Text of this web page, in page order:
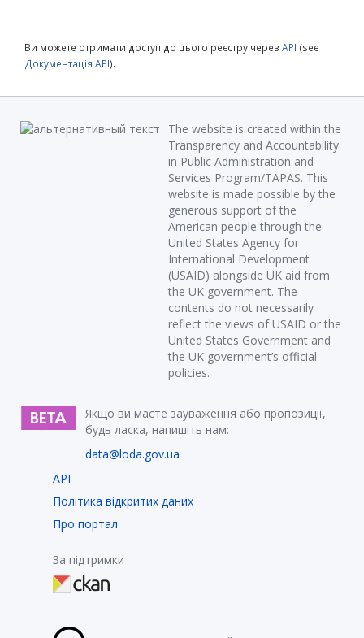
Ви можете отримати доступ до цього реєстру через API (see
Документація API).
The website is created within the
Transparency and Accountability
in Public Administration and
Services Program/TAPAS. This
website is made possible by the
generous support of the
American people through the
United States Agency for
International Development
(USAID) alongside UK aid from
the UK government. The
contents do not necessarily
reflect the views of USAID or the
United States Government and
the UK government’s official
policies.
Якщо ви маєте зауваження або пропозиції,
будь ласка, напишіть нам:
data@loda.gov.ua
API
Політика відкритих даних
Про портал
За підтримки